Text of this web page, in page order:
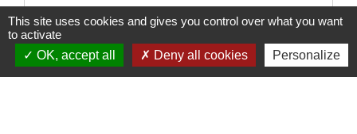
Site de la Caisse des Français de l'étranger (CFE)
open_in_new
Caisse des Français de l'Étranger (CFE)
This site uses cookies and gives you control over what you want
to activate
OK, accept all
Deny all cookies Personalize